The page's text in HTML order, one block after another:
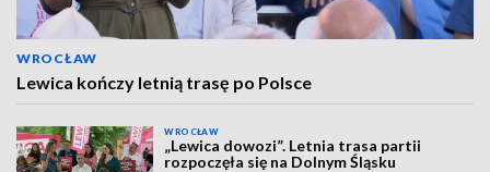
WROCŁAW
Lewica kończy letnią trasę po Polsce
WROCŁAW
„Lewica dowozi”. Letnia trasa partii
rozpoczęła się na Dolnym Śląsku